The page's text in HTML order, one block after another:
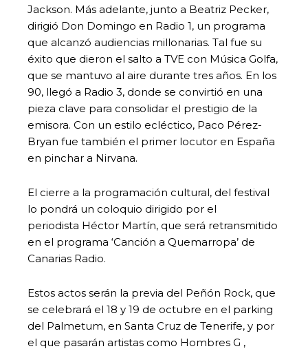
Jackson. Más adelante, junto a Beatriz Pecker,
dirigió Don Domingo en Radio 1, un programa
que alcanzó audiencias millonarias. Tal fue su
éxito que dieron el salto a TVE con Música Golfa,
que se mantuvo al aire durante tres años. En los
90, llegó a Radio 3, donde se convirtió en una
pieza clave para consolidar el prestigio de la
emisora. Con un estilo ecléctico, Paco Pérez-
Bryan fue también el primer locutor en España
en pinchar a Nirvana.
El cierre a la programación cultural, del festival
lo pondrá un coloquio dirigido por el
periodista Héctor Martín, que será retransmitido
en el programa ‘Canción a Quemarropa’ de
Canarias Radio.
Estos actos serán la previa del Peñón Rock, que
se celebrará el 18 y 19 de octubre en el parking
del Palmetum, en Santa Cruz de Tenerife, y por
el que pasarán artistas como Hombres G ,